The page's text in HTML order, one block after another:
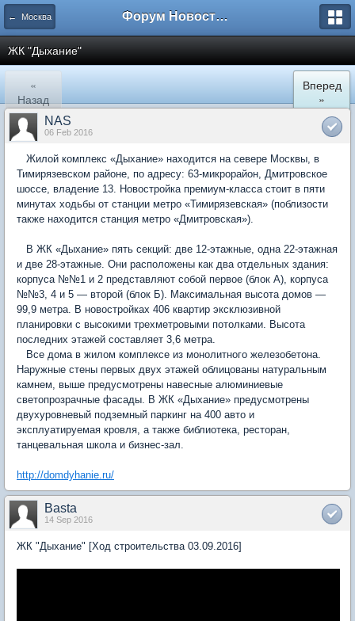
← Москва Форум Новостройки
ЖК "Дыхание"
«
Назад
Вперед
»
NAS
06 Feb 2016
Жилой комплекс «Дыхание» находится на севере Москвы, в
Тимирязевском районе, по адресу: 63-микрорайон, Дмитровское
шоссе, владение 13. Новостройка премиум-класса стоит в пяти
минутах ходьбы от станции метро «Тимирязевская» (поблизости
также находится станция метро «Дмитровская»).
В ЖК «Дыхание» пять секций: две 12-этажные, одна 22-этажная
и две 28-этажные. Они расположены как два отдельных здания:
корпуса №№1 и 2 представляют собой первое (блок А), корпуса
№№3, 4 и 5 — второй (блок Б). Максимальная высота домов —
99,9 метра. В новостройках 406 квартир эксклюзивной
планировки с высокими трехметровыми потолками. Высота
последних этажей составляет 3,6 метра.
Все дома в жилом комплексе из монолитного железобетона.
Наружные стены первых двух этажей облицованы натуральным
камнем, выше предусмотрены навесные алюминиевые
светопрозрачные фасады. В ЖК «Дыхание» предусмотрены
двухуровневый подземный паркинг на 400 авто и
эксплуатируемая кровля, а также библиотека, ресторан,
танцевальная школа и бизнес-зал.
http://domdyhanie.ru/
Basta
14 Sep 2016
ЖК "Дыхание" [Ход строительства 03.09.2016]